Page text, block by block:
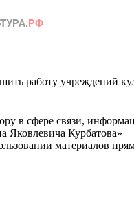
работу учреждений
в сфере связи,
Яковлевича Курбатова»
материалов